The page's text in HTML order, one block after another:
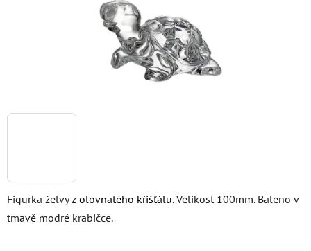
Figurka želvy z olovnatého křišťálu. Velikost 100mm. Baleno v
tmavě modré krabičce.